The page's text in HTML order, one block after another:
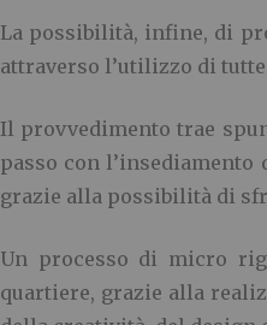
La possibilità, infine, di
attraverso l’utilizzo di
Il provvedimento trae
passo con
grazie alla possibilità di
Un processo di micro
quartiere, grazie alla